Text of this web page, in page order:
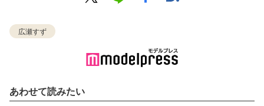
広瀬すず
あわせて読みたい